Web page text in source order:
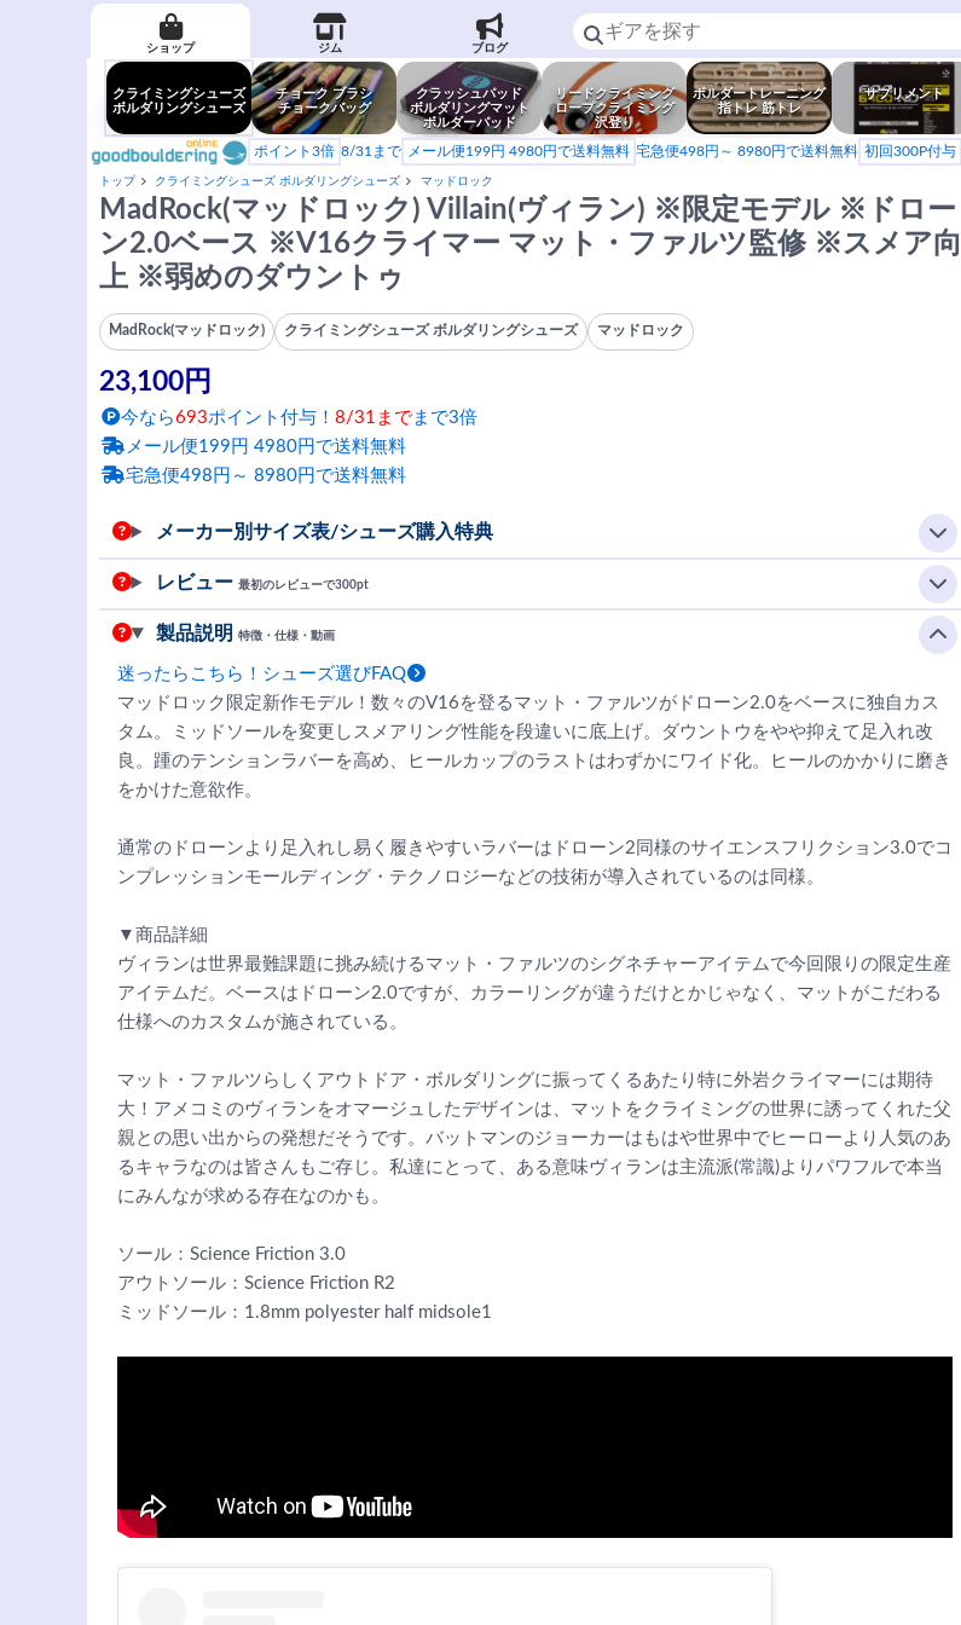
ショップ ジム ブログ
クライミングシューズ
ボルダリングシューズ
チョーク ブラシ
チョークバッグ
クラッシュパッド
ボルダリングマット
ボルダーパッド
リードクライミング
ロープクライミング
沢登り
ボルダートレーニング
指トレ 筋トレ
サプリメント
ポイント3倍 8/31まで メール便199円 4980円で送料無料 宅急便498円～ 8980円で送料無料 初回300P付与
トップ クライミングシューズ ボルダリングシューズ マッドロック
MadRock(マッドロック) Villain(ヴィラン) ※限定モデル ※ドロー
ン2.0ベース ※V16クライマー マット・ファルツ監修 ※スメア向
上 ※弱めのダウントゥ
MadRock(マッドロック) クライミングシューズ ボルダリングシューズ マッドロック
23,100円
今なら693ポイント付与！ 8/31まで まで3倍
メール便199円 4980円で送料無料
宅急便498円～ 8980円で送料無料
メーカー別サイズ表/シューズ購入特典
レビュー 最初のレビューで300pt
製品説明 特徴・仕様・動画
迷ったらこちら！シューズ選びFAQ
マッドロック限定新作モデル！数々のV16を登るマット・ファルツがドローン2.0をベースに独自カス
タム。ミッドソールを変更しスメアリング性能を段違いに底上げ。ダウントウをやや抑えて足入れ改
良。踵のテンションラバーを高め、ヒールカップのラストはわずかにワイド化。ヒールのかかりに磨き
をかけた意欲作。
通常のドローンより足入れし易く履きやすいラバーはドローン2同様のサイエンスフリクション3.0でコ
ンプレッションモールディング・テクノロジーなどの技術が導入されているのは同様。
▼商品詳細
ヴィランは世界最難課題に挑み続けるマット・ファルツのシグネチャーアイテムで今回限りの限定生産
アイテムだ。ベースはドローン2.0ですが、カラーリングが違うだけとかじゃなく、マットがこだわる
仕様へのカスタムが施されている。
マット・ファルツらしくアウトドア・ボルダリングに振ってくるあたり特に外岩クライマーには期待
大！アメコミのヴィランをオマージュしたデザインは、マットをクライミングの世界に誘ってくれた父
親との思い出からの発想だそうです。バットマンのジョーカーはもはや世界中でヒーローより人気のあ
るキャラなのは皆さんもご存じ。私達にとって、ある意味ヴィランは主流派(常識)よりパワフルで本当
にみんなが求める存在なのかも。
ソール：Science Friction 3.0
アウトソール：Science Friction R2
ミッドソール：1.8mm polyester half midsole1